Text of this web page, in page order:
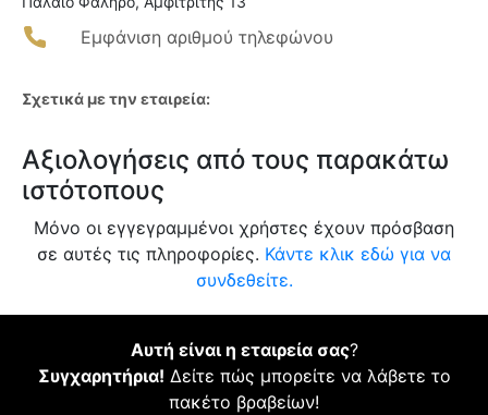
Εμφάνιση αριθμού τηλεφώνου
Σχετικά με την εταιρεία:
Αξιολογήσεις από τους παρακάτω
ιστότοπους
Μόνο οι εγγεγραμμένοι χρήστες έχουν πρόσβαση
σε αυτές τις πληροφορίες. Κάντε κλικ εδώ για να
συνδεθείτε.
Αυτή είναι η εταιρεία σας?
Συγχαρητήρια! Δείτε πώς μπορείτε να λάβετε το
πακέτο βραβείων!